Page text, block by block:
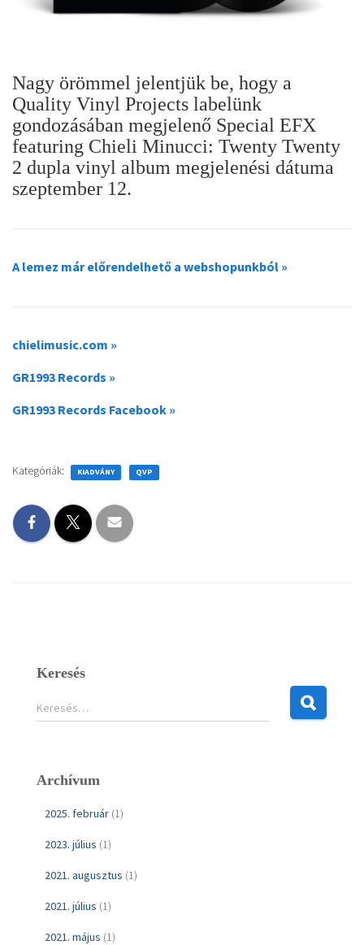
Nagy örömmel jelentjük be, hogy a
Quality Vinyl Projects labelünk
gondozásában megjelenő Special EFX
featuring Chieli Minucci: Twenty Twenty
2 dupla vinyl album megjelenési dátuma
szeptember 12.
A lemez már előrendelhető a webshopunkból »
chielimusic.com »
GR1993 Records »
GR1993 Records Facebook »
Kategóriák: KIADVÁNY QVP
Keresés
e
é
Keresés…
Archívum
2025. február (1)
2023. július (1)
2021. augusztus (1)
2021. július (1)
2021. május (1)